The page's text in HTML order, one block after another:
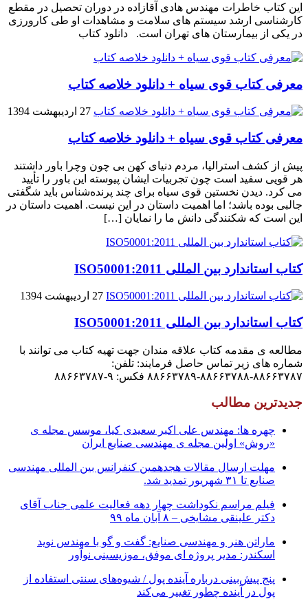
این کتاب خاطرات مهندس هادی آقازاده در دوران تحصیل در مقطع
کارشناسی ارشد سیستم های سلامت و مشاهدات او طی کارورزی
در یکی از بیمارستان های تهران است. دانلود کتاب
معرفی کتاب قوی سیاه + دانلود خلاصه کتاب
27 اردیبهشت 1394
معرفی کتاب قوی سیاه + دانلود خلاصه کتاب
پیش از کشف استرالیا، مردم دنیاى کهن بی چون وچرا باور داشتند
هر قویى سفید است چون تجربیات ایشان پیوسته این باور را تأیید
می کرد. دیدن نخستین قوى سیاه براى چند پرنده‌شناس باید شگفتى
جالبى بوده باشد؛ اما اهمیت داستان در این نیست. اهمیت داستان در
این است که شکنندگى دانش ما را نمایان […]
کتاب استاندارد بین المللی ISO50001:2011
27 اردیبهشت 1394
کتاب استاندارد بین المللی ISO50001:2011
مطالعه ی مقدمه کتاب علاقه مندان جهت تهیه کتاب می توانند با
شماره های زیر تماس حاصل فرمایند: تلفن:
۸۸۶۶۳۷۸۷-۸۸۶۶۳۷۸۸-۸۸۶۶۳۷۸۹ فکس: ۹-۸۸۶۶۳۷۸۷
جدیدترین مطالب
چهره ها: مهندس علی اکبر سعیدی کیا، موسس مجله ی
«روش» اولین مجله ی مهندسی صنایع ایران
مهلت ارسال مقالات هجدهمین کنفرانس بین المللی مهندسی
صنایع تا ۳۱ شهریور تمدید شد.
فیلم مراسم نکوداشت چهار دهه فعالیت علمی جناب آقای
دکتر علینقی مشایخی – ۸ آبان ماه ۹۹
ماراتن هنر و مهندسی صنایع: گفت و گو با مهندس نوید
اسکندر: مدیر پروژه ای موفق، موزیسینی نوآور
پنج پیش‌بینی درباره آینده پول / شیوه‌های سنتی استفاده از
پول در آینده چطور تغییر می‌کند